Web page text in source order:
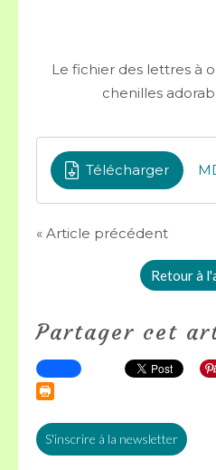
Le fichier des lettres à
chenilles
Télécharger
« Article précédent
Retour à
Partager cet
S'inscrire à la newsletter